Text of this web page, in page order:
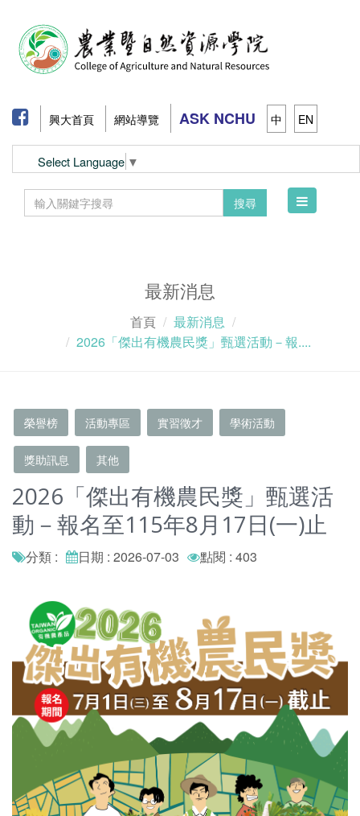
興大首頁 網站導覽 ASK NCHU 中 EN
Select Language ▼
搜尋
Toggle
最新消息
首頁
最新消息
2026「傑出有機農民獎」甄選活動－報....
榮譽榜 活動專區 實習徵才 學術活動
獎助訊息 其他
2026「傑出有機農民獎」甄選活
動－報名至115年8月17日(一)止
分類 : 日期 : 2026-07-03 點閱 : 403